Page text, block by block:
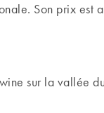
Son prix est
sur la vallée